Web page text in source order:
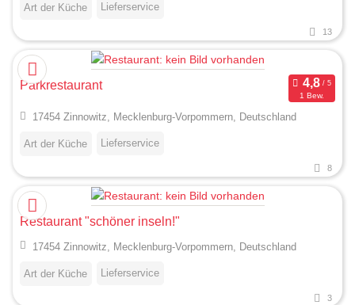
Art der Küche Lieferservice
13
Parkrestaurant
1 Bew.
17454 Zinnowitz, Mecklenburg-Vorpommern, Deutschland
Art der Küche Lieferservice
8
Restaurant "schöner inseln!"
17454 Zinnowitz, Mecklenburg-Vorpommern, Deutschland
Art der Küche Lieferservice
3